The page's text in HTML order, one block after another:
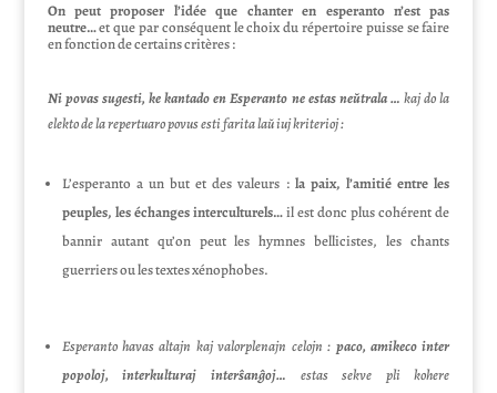
On peut proposer l’idée que chanter en esperanto n’est pas
neutre…et que par conséquent le choix du répertoire puisse se faire
en fonction de certains critères :
Ni povas sugesti, ke kantado en Esperanto ne estas neŭtrala … kaj do la
elekto de la repertuaro povus esti farita laŭ iuj kriterioj :
L’esperanto a un but et des valeurs : la paix, l’amitié entre les
peuples, les échanges interculturels…il est donc plus cohérent de
bannir autant qu’on peut les hymnes bellicistes, les chants
guerriers ou les textes xénophobes.
Esperanto havas altajn kaj valorplenajn celojn : paco, amikeco inter
popoloj, interkulturaj interŝanĝoj… estas sekve pli kohere